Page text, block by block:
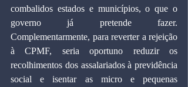
combalidos estados e municípios, o que o
governo já pretende fazer.
Complementarmente, para reverter a rejeição
à CPMF, seria oportuno reduzir os
recolhimentos dos assalariados à previdência
social e isentar as micro e pequenas